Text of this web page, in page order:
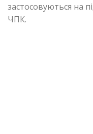
застосовуються на
ЧПК.